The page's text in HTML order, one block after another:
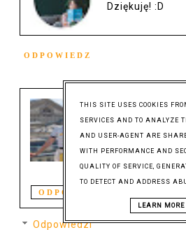
Dziękuję! :D
ODPOWIEDZ
DOMOWY
Jestem z
rymowanki
Pozdrawiam
ODPOWIEDZ
Odpowiedzi
THIS SITE USES COOKIES
SERVICES AND TO ANALYZE
AND USER-AGENT ARE
WITH PERFORMANCE AND
QUALITY OF SERVICE,
TO DETECT AND ADDRESS
LEARN MORE